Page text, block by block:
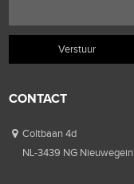
CONTACT
Coltbaan 4d
NL-3439 NG Nieuwegein